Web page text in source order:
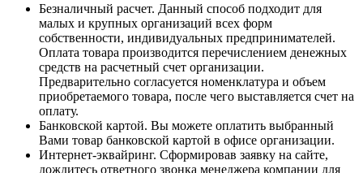
Безналичный расчет. Данный способ подходит для
малых и крупных организаций всех форм
собственности, индивидуальных предпринимателей.
Оплата товара производится перечислением денежных
средств на расчетный счет организации.
Предварительно согласуется номенклатура и объем
приобретаемого товара, после чего выставляется счет на
оплату.
Банковской картой. Вы можете оплатить выбранный
Вами товар банковской картой в офисе организации.
Интернет-эквайринг. Сформировав заявку на сайте,
дождитесь ответного звонка менеджера компании для